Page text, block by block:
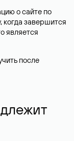
о сайте по
когда завершится
является
после